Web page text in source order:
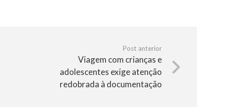
Post anterior
Viagem com crianças e
adolescentes exige atenção
redobrada à documentação